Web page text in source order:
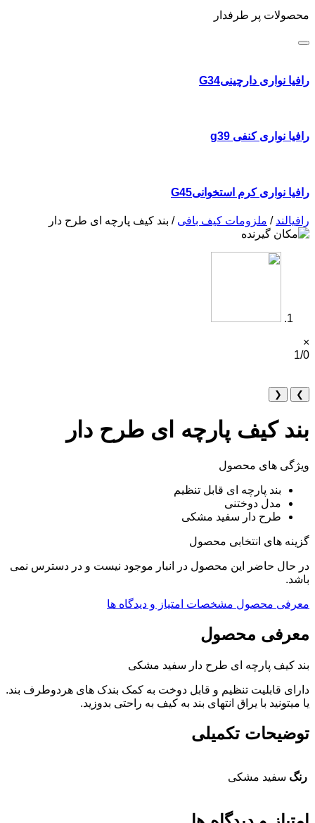
محصولات پر طرفدار
رافیا نواری دارچینیG34
رافیا نواری کنفی g39
رافیا نواری کرم استخوانیG45
رافیالند / ملزومات کیف بافی / بند کیف پارچه ای طرح دار
×
1/0
❯
❮
بند کیف پارچه ای طرح دار
ویژگی های محصول
بند پارچه ای قابل تنظیم
مدل دوختنی
طرح دار سفید مشکی
گزینه های انتخابی محصول
در حال حاضر این محصول در انبار موجود نیست و در دسترس نمی
باشد.
معرفی محصول مشخصات امتیاز و دیدگاه ها
معرفی محصول
بند کیف پارچه ای طرح دار سفید مشکی
دارای قابلیت تنظیم و قابل دوخت به کمک بندک های هردوطرف بند.
یا میتونید با یراق انتهای بند به کیف به راحتی بدوزید.
توضیحات تکمیلی
رنگ سفید مشکی